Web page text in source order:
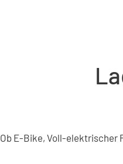
Ob E-Bike, Voll-elektrischer